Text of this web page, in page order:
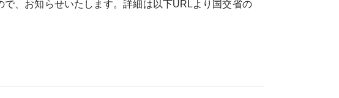
、お知らせいたします。詳細は以下URLより国交省の